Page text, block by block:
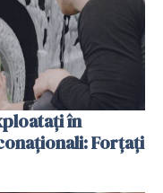
în
Forțați